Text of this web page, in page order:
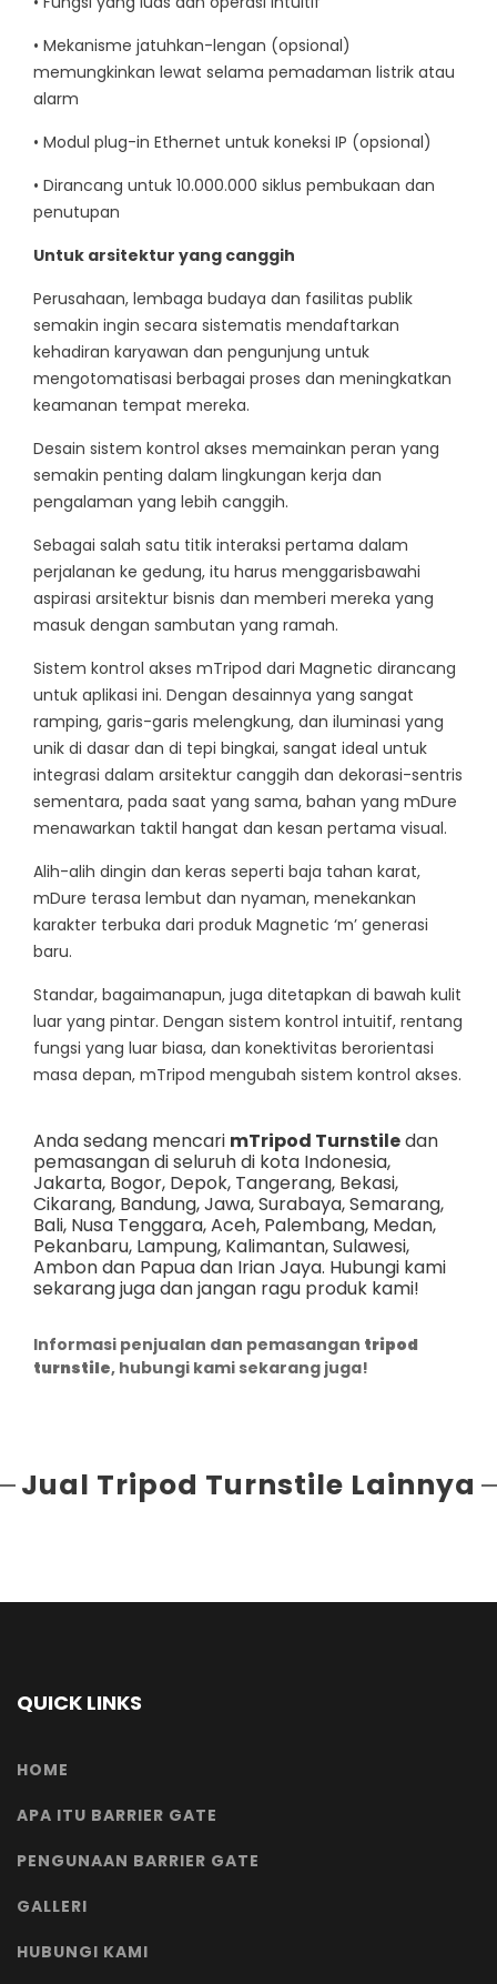
• Mekanisme jatuhkan-lengan (opsional)
memungkinkan lewat selama pemadaman listrik atau
alarm
• Modul plug-in Ethernet untuk koneksi IP (opsional)
• Dirancang untuk 10.000.000 siklus pembukaan dan
penutupan
Untuk arsitektur yang canggih
Perusahaan, lembaga budaya dan fasilitas publik
semakin ingin secara sistematis mendaftarkan
kehadiran karyawan dan pengunjung untuk
mengotomatisasi berbagai proses dan meningkatkan
keamanan tempat mereka.
Desain sistem kontrol akses memainkan peran yang
semakin penting dalam lingkungan kerja dan
pengalaman yang lebih canggih.
Sebagai salah satu titik interaksi pertama dalam
perjalanan ke gedung, itu harus menggarisbawahi
aspirasi arsitektur bisnis dan memberi mereka yang
masuk dengan sambutan yang ramah.
Sistem kontrol akses mTripod dari Magnetic dirancang
untuk aplikasi ini. Dengan desainnya yang sangat
ramping, garis-garis melengkung, dan iluminasi yang
unik di dasar dan di tepi bingkai, sangat ideal untuk
integrasi dalam arsitektur canggih dan dekorasi-sentris
sementara, pada saat yang sama, bahan yang mDure
menawarkan taktil hangat dan kesan pertama visual.
Alih-alih dingin dan keras seperti baja tahan karat,
mDure terasa lembut dan nyaman, menekankan
karakter terbuka dari produk Magnetic ‘m’ generasi
baru.
Standar, bagaimanapun, juga ditetapkan di bawah kulit
luar yang pintar. Dengan sistem kontrol intuitif, rentang
fungsi yang luar biasa, dan konektivitas berorientasi
masa depan, mTripod mengubah sistem kontrol akses.
Anda sedang mencari mTripod Turnstiledan
pemasangan di seluruh di kota Indonesia,
Jakarta, Bogor, Depok, Tangerang, Bekasi,
Cikarang, Bandung,Jawa,Surabaya,Semarang,
Bali, Nusa Tenggara,Aceh, Palembang, Medan,
Pekanbaru, Lampung, Kalimantan,Sulawesi,
Ambondan Papua dan Irian Jaya. Hubungi kami
sekarang juga dan jangan ragu produk kami!
Informasi penjualan dan pemasangan tripod
turnstile, hubungi kami sekarang juga!
Jual Tripod Turnstile Lainnya
QUICK LINKS
HOME
APA ITU BARRIER GATE
PENGUNAAN BARRIER GATE
GALLERI
HUBUNGI KAMI